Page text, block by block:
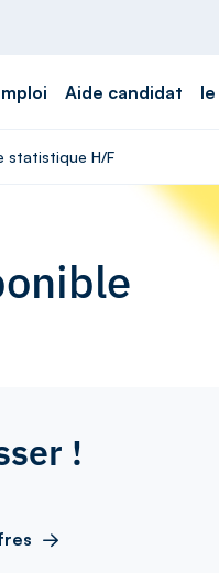
Aide candidat
statistique H/F
!